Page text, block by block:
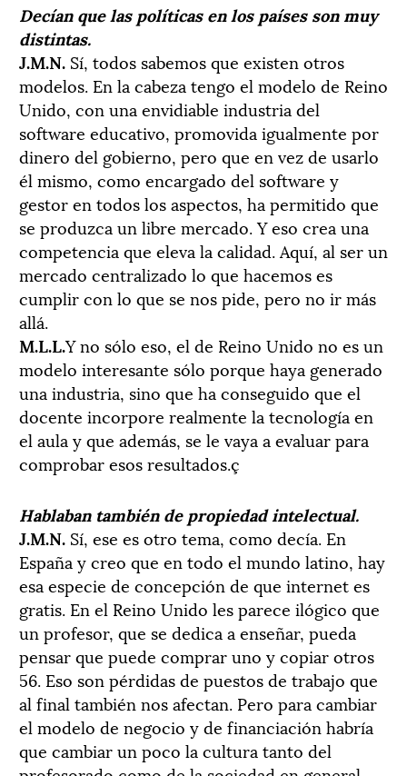
Decían que las políticas en los países son muy
distintas.
J.M.N. Sí, todos sabemos que existen otros
modelos. En la cabeza tengo el modelo de Reino
Unido, con una envidiable industria del
software educativo, promovida igualmente por
dinero del gobierno, pero que en vez de usarlo
él mismo, como encargado del software y
gestor en todos los aspectos, ha permitido que
se produzca un libre mercado. Y eso crea una
competencia que eleva la calidad. Aquí, al ser un
mercado centralizado lo que hacemos es
cumplir con lo que se nos pide, pero no ir más
allá.
M.L.L.Y no sólo eso, el de Reino Unido no es un
modelo interesante sólo porque haya generado
una industria, sino que ha conseguido que el
docente incorpore realmente la tecnología en
el aula y que además, se le vaya a evaluar para
comprobar esos resultados.ç
Hablaban también de propiedad intelectual.
J.M.N. Sí, ese es otro tema, como decía. En
España y creo que en todo el mundo latino, hay
esa especie de concepción de que internet es
gratis. En el Reino Unido les parece ilógico que
un profesor, que se dedica a enseñar, pueda
pensar que puede comprar uno y copiar otros
56. Eso son pérdidas de puestos de trabajo que
al final también nos afectan. Pero para cambiar
el modelo de negocio y de financiación habría
que cambiar un poco la cultura tanto del